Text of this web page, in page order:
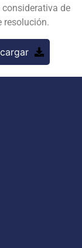
considerativa de
resolución.